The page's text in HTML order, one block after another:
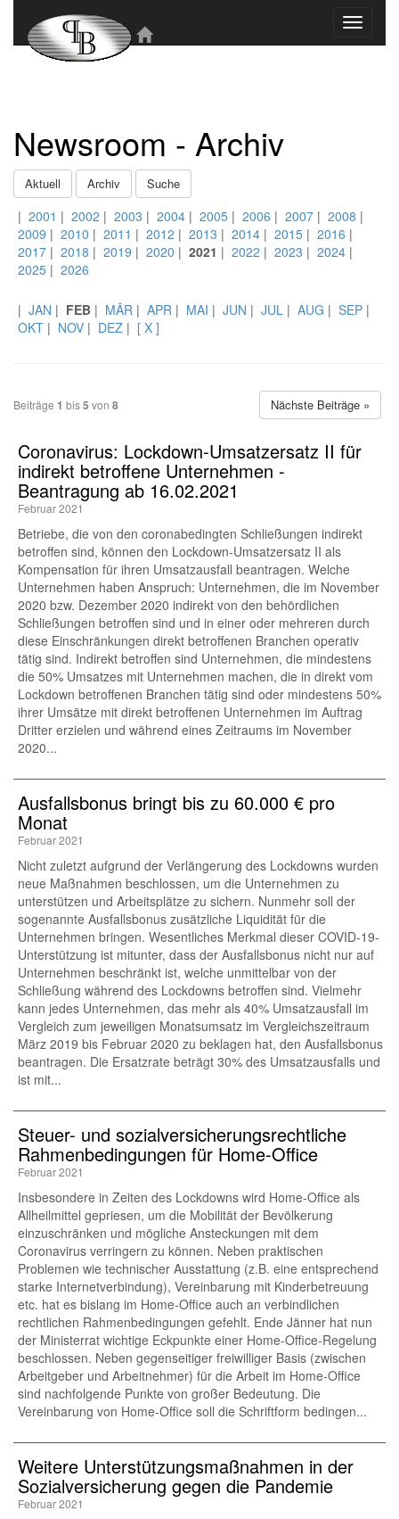
Toggle
Newsroom - Archiv
Aktuell Archiv Suche
| 2001 | 2002 | 2003 | 2004 | 2005 | 2006 | 2007 | 2008 |
2009 | 2010 | 2011 | 2012 | 2013 | 2014 | 2015 | 2016 |
2017 | 2018 | 2019 | 2020 | 2021 | 2022 | 2023 | 2024 |
2025 | 2026
| JAN | FEB | MÄR | APR | MAI | JUN | JUL | AUG | SEP |
OKT | NOV | DEZ | [ X ]
Beiträge 1 bis5 von 8 Nächste Beiträge »
Coronavirus: Lockdown-Umsatzersatz II für
indirekt betroffene Unternehmen -
Beantragung ab 16.02.2021
Februar 2021
Betriebe, die von den coronabedingten Schließungen indirekt
betroffen sind, können den Lockdown-Umsatzersatz II als
Kompensation für ihren Umsatzausfall beantragen. Welche
Unternehmen haben Anspruch: Unternehmen, die im November
2020 bzw. Dezember 2020 indirekt von den behördlichen
Schließungen betroffen sind und in einer oder mehreren durch
diese Einschränkungen direkt betroffenen Branchen operativ
tätig sind. Indirekt betroffen sind Unternehmen, die mindestens
die 50% Umsatzes mit Unternehmen machen, die in direkt vom
Lockdown betroffenen Branchen tätig sind oder mindestens 50%
ihrer Umsätze mit direkt betroffenen Unternehmen im Auftrag
Dritter erzielen und während eines Zeitraums im November
2020...
Ausfallsbonus bringt bis zu 60.000 € pro
Monat
Februar 2021
Nicht zuletzt aufgrund der Verlängerung des Lockdowns wurden
neue Maßnahmen beschlossen, um die Unternehmen zu
unterstützen und Arbeitsplätze zu sichern. Nunmehr soll der
sogenannte Ausfallsbonus zusätzliche Liquidität für die
Unternehmen bringen. Wesentliches Merkmal dieser COVID-19-
Unterstützung ist mitunter, dass der Ausfallsbonus nicht nur auf
Unternehmen beschränkt ist, welche unmittelbar von der
Schließung während des Lockdowns betroffen sind. Vielmehr
kann jedes Unternehmen, das mehr als 40% Umsatzausfall im
Vergleich zum jeweiligen Monatsumsatz im Vergleichszeitraum
März 2019 bis Februar 2020 zu beklagen hat, den Ausfallsbonus
beantragen. Die Ersatzrate beträgt 30% des Umsatzausfalls und
ist mit...
Steuer- und sozialversicherungs­rechtliche
Rahmenbedingungen für Home-Office
Februar 2021
Insbesondere in Zeiten des Lockdowns wird Home-Office als
Allheilmittel gepriesen, um die Mobilität der Bevölkerung
einzuschränken und mögliche Ansteckungen mit dem
Coronavirus verringern zu können. Neben praktischen
Problemen wie technischer Ausstattung (z.B. eine entsprechend
starke Internetverbindung), Vereinbarung mit Kinderbetreuung
etc. hat es bislang im Home-Office auch an verbindlichen
rechtlichen Rahmenbedingungen gefehlt. Ende Jänner hat nun
der Ministerrat wichtige Eckpunkte einer Home-Office-Regelung
beschlossen. Neben gegenseitiger freiwilliger Basis (zwischen
Arbeitgeber und Arbeitnehmer) für die Arbeit im Home-Office
sind nachfolgende Punkte von großer Bedeutung. Die
Vereinbarung von Home-Office soll die Schriftform bedingen...
Weitere Unterstützungsmaßnahmen in der
Sozialversicherung gegen die Pandemie
Februar 2021